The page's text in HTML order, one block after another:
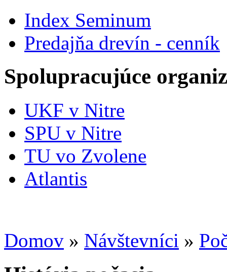
Index Seminum
Predajňa drevín - cenník
Spolupracujúce
UKF v Nitre
SPU v Nitre
TU vo Zvolene
Atlantis
Domov » Návštevníci »